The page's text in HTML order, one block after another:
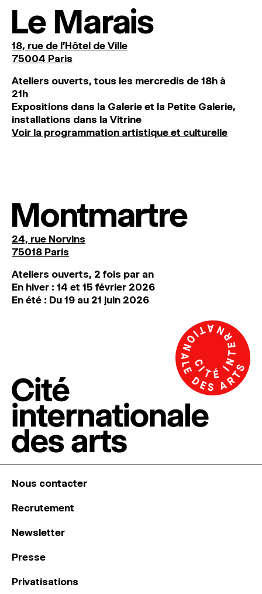
Le Marais
18, rue de l'Hôtel de Ville
75004 Paris
Ateliers ouverts, tous les mercredis de 18h à
21h
Expositions dans la Galerie et la Petite Galerie,
installations dans la Vitrine
Voir la programmation artistique et culturelle
Montmartre
24, rue Norvins
75018 Paris
Ateliers ouverts, 2 fois par an
En hiver : 14 et 15 février 2026
En été : Du 19 au 21 juin 2026
Nous contacter
Recrutement
Newsletter
Presse
Privatisations